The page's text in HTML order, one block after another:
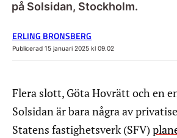
på Solsidan, Stockholm.
ERLING BRONSBERG
Publicerad 15 januari 2025 kl 09.02
Flera slott, Göta Hovrätt och en
Solsidan är bara några av
Statens fastighetsverk (SFV)